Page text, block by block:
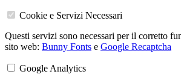
Cookie e Servizi Necessari
Questi servizi sono necessari per il corretto
sito web: Bunny Fonts e Google Recaptcha
Google Analytics